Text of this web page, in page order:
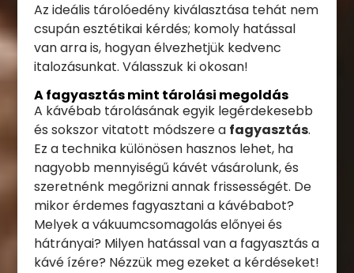
Az ideális tárolóedény kiválasztása tehát nem
csupán esztétikai kérdés; komoly hatással
van arra is, hogyan élvezhetjük kedvenc
italozásunkat. Válasszuk ki okosan!
A fagyasztás mint tárolási megoldás
A kávébab tárolásának egyik legérdekesebb
és sokszor vitatott módszere a fagyasztás.
Ez a technika különösen hasznos lehet, ha
nagyobb mennyiségű kávét vásárolunk, és
szeretnénk megőrizni annak frissességét. De
mikor érdemes fagyasztani a kávébabot?
Melyek a vákuumcsomagolás előnyei és
hátrányai? Milyen hatással van a fagyasztás a
kávé ízére? Nézzük meg ezeket a kérdéseket!